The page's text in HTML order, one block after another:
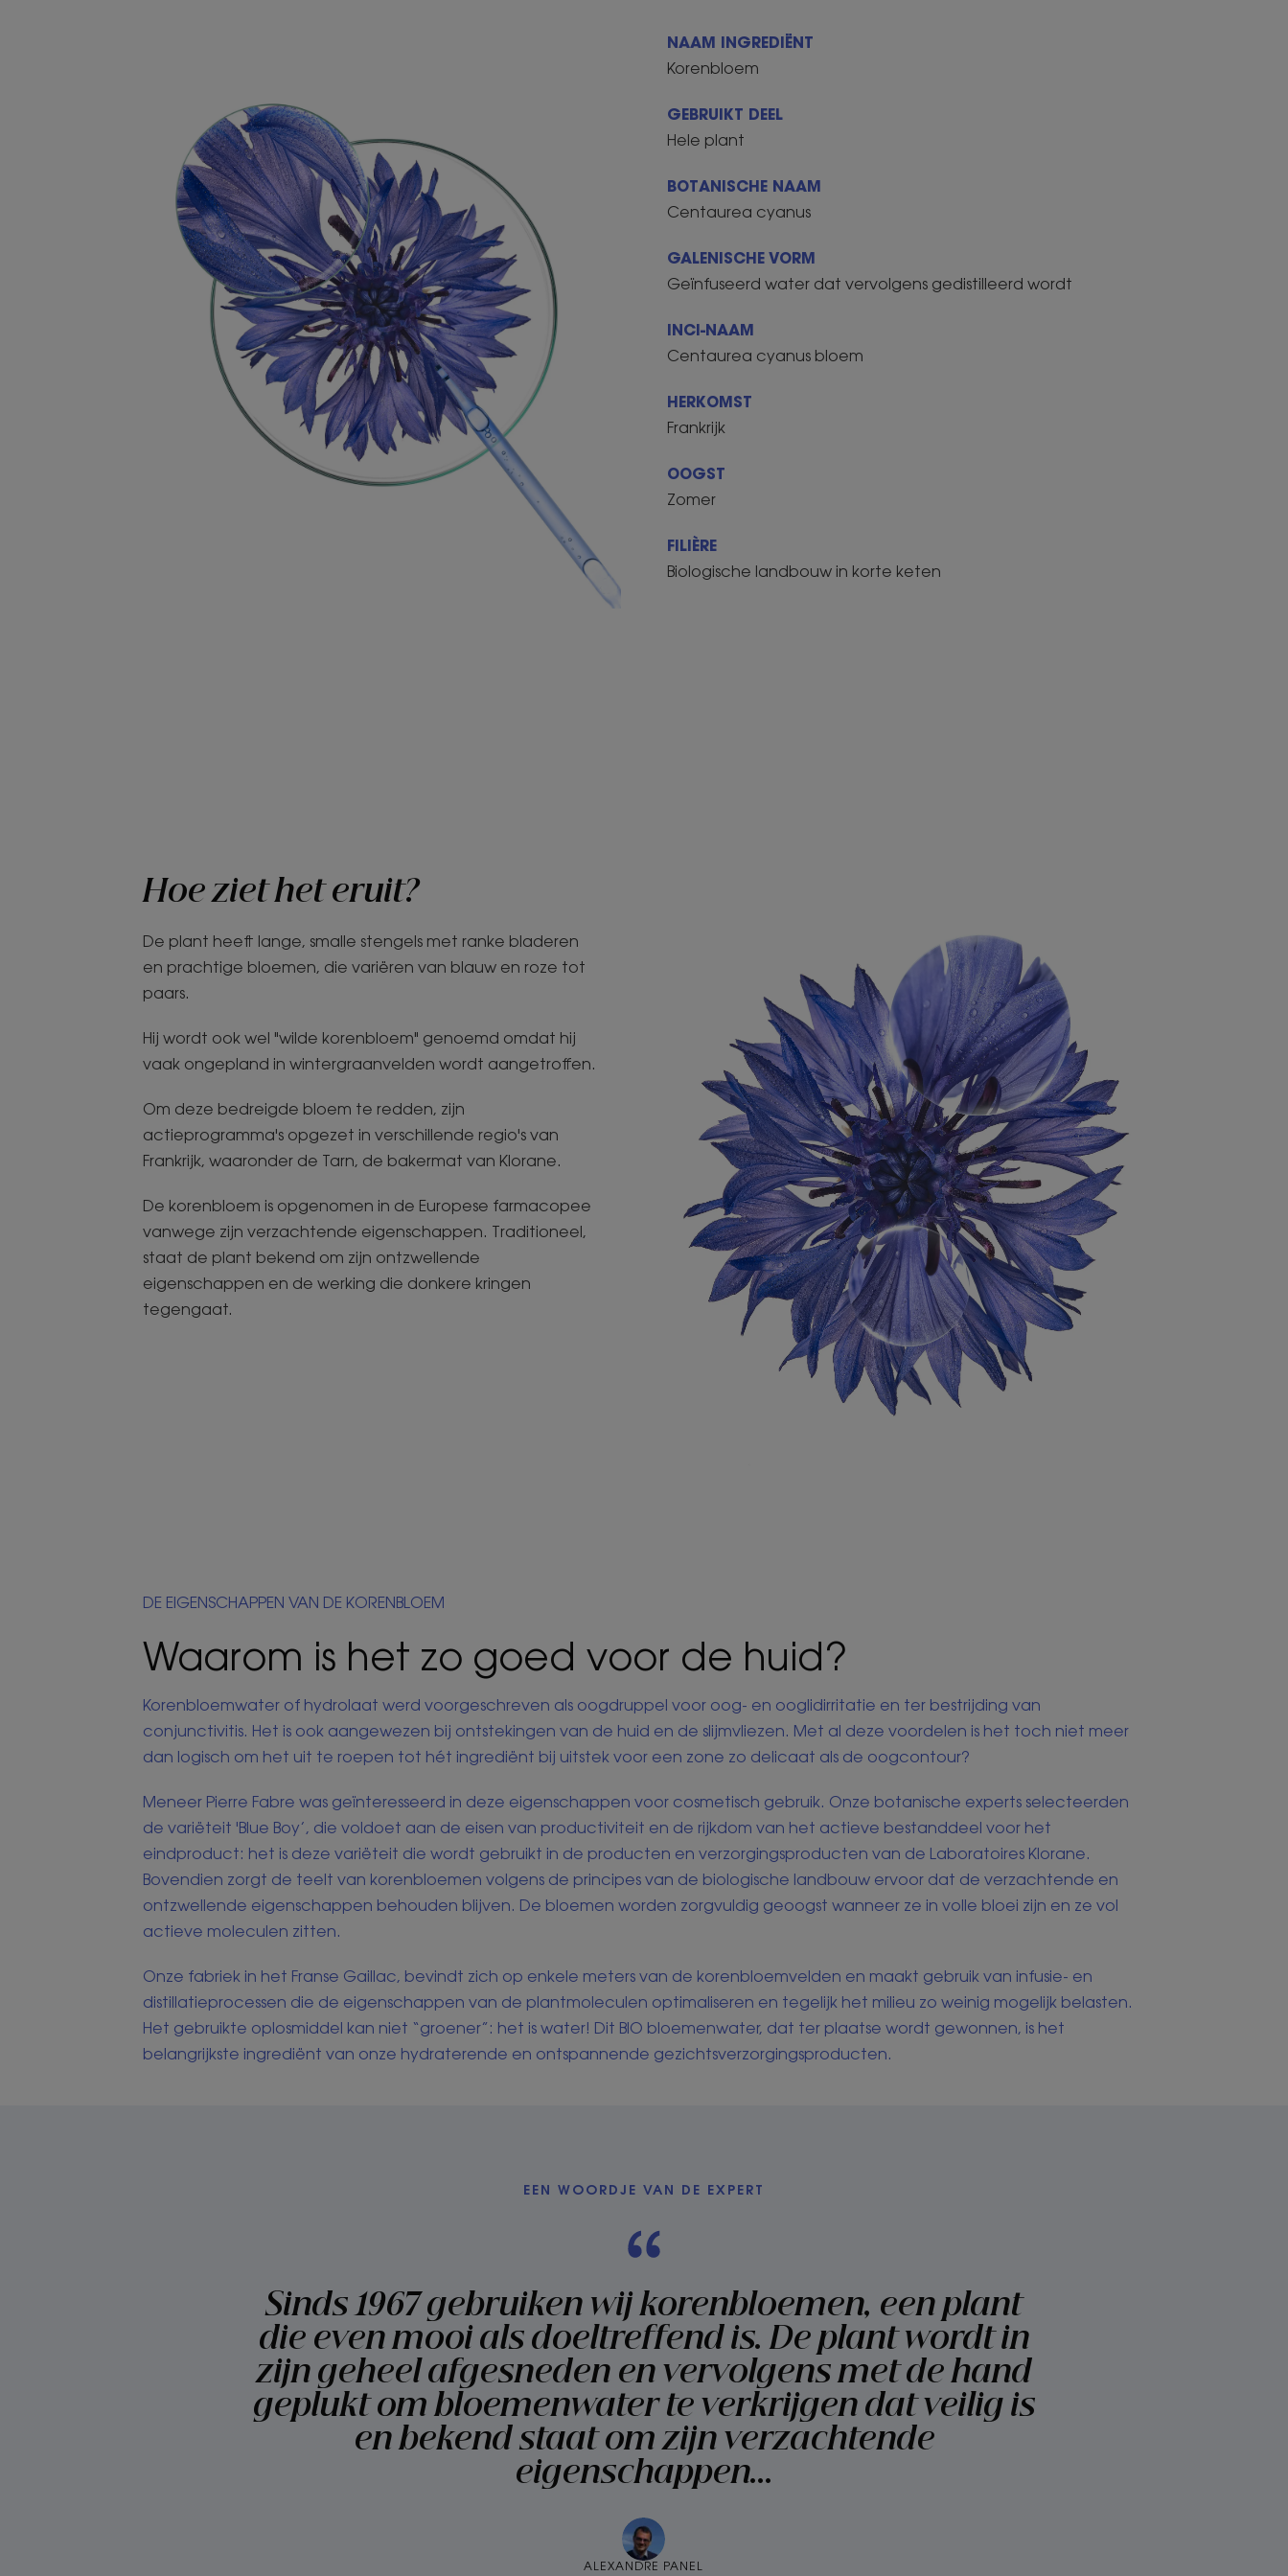
NAAM INGREDIËNT
Korenbloem
GEBRUIKT DEEL
Hele plant
BOTANISCHE NAAM
Centaurea cyanus
GALENISCHE VORM
Geïnfuseerd water dat vervolgens gedistilleerd wordt
INCI-NAAM
Centaurea cyanus bloem
HERKOMST
Frankrijk
OOGST
Zomer
FILIÈRE
Biologische landbouw in korte keten
Hoe ziet het eruit?
De plant heeft lange, smalle stengels met ranke bladeren
en prachtige bloemen, die variëren van blauw en roze tot
paars.
Hij wordt ook wel "wilde korenbloem" genoemd omdat hij
vaak ongepland in wintergraanvelden wordt aangetroffen.
Om deze bedreigde bloem te redden, zijn
actieprogramma's opgezet in verschillende regio's van
Frankrijk, waaronder de Tarn, de bakermat van Klorane.
De korenbloem is opgenomen in de Europese farmacopee
vanwege zijn verzachtende eigenschappen. Traditioneel,
staat de plant bekend om zijn ontzwellende
eigenschappen en de werking die donkere kringen
tegengaat.
DE EIGENSCHAPPEN VAN DE KORENBLOEM
Waarom is het zo goed voor de huid?
Korenbloemwater of hydrolaat werd voorgeschreven als oogdruppel voor oog- en ooglidirritatie en ter bestrijding van
conjunctivitis. Het is ook aangewezen bij ontstekingen van de huid en de slijmvliezen. Met al deze voordelen is het toch niet meer
dan logisch om het uit te roepen tot hét ingrediënt bij uitstek voor een zone zo delicaat als de oogcontour?
Meneer Pierre Fabre was geïnteresseerd in deze eigenschappen voor cosmetisch gebruik. Onze botanische experts selecteerden
de variëteit 'Blue Boy’, die voldoet aan de eisen van productiviteit en de rijkdom van het actieve bestanddeel voor het
eindproduct: het is deze variëteit die wordt gebruikt in de producten en verzorgingsproducten van de Laboratoires Klorane.
Bovendien zorgt de teelt van korenbloemen volgens de principes van de biologische landbouw ervoor dat de verzachtende en
ontzwellende eigenschappen behouden blijven. De bloemen worden zorgvuldig geoogst wanneer ze in volle bloei zijn en ze vol
actieve moleculen zitten.
Onze fabriek in het Franse Gaillac, bevindt zich op enkele meters van de korenbloemvelden en maakt gebruik van infusie- en
distillatieprocessen die de eigenschappen van de plantmoleculen optimaliseren en tegelijk het milieu zo weinig mogelijk belasten.
Het gebruikte oplosmiddel kan niet “groener”: het is water! Dit BIO bloemenwater, dat ter plaatse wordt gewonnen, is het
belangrijkste ingrediënt van onze hydraterende en ontspannende gezichtsverzorgingsproducten.
EEN WOORDJE VAN DE EXPERT
Sinds 1967 gebruiken wij korenbloemen, een plant
die even mooi als doeltreffend is. De plant wordt in
zijn geheel afgesneden en vervolgens met de hand
geplukt om bloemenwater te verkrijgen dat veilig is
en bekend staat om zijn verzachtende
eigenschappen...
ALEXANDRE PANEL